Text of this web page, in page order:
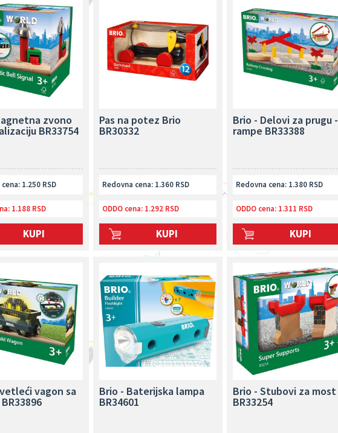
zvono
BR33754
1.250 RSD
1.188 RSD
KUPI
Pas na potez Brio
BR30332
Redovna cena: 1.360 RSD
ODDO cena: 1.292 RSD
KUPI
Brio - Delovi za prugu -
rampe BR33388
Redovna cena: 1.380 RSD
ODDO cena:1.311 RSD
KUPI
vagon sa Brio - Baterijska lampa
BR34601
Brio - Stubovi za most
BR33254